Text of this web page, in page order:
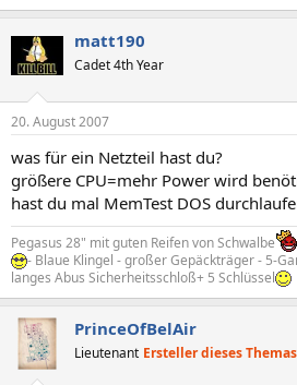
matt190
Cadet 4th Year
20. August 2007
was für ein Netzteil hast du?
größere CPU=mehr Power wird
hast du mal MemTest DOS
Pegasus 28" mit guten Reifen von Schwalbe
- Blaue Klingel - großer Gepäckträger - 5-
langes Abus Sicherheitsschloß+ 5 Schlüssel
PrinceOfBelAir
Lieutenant Ersteller dieses Themas